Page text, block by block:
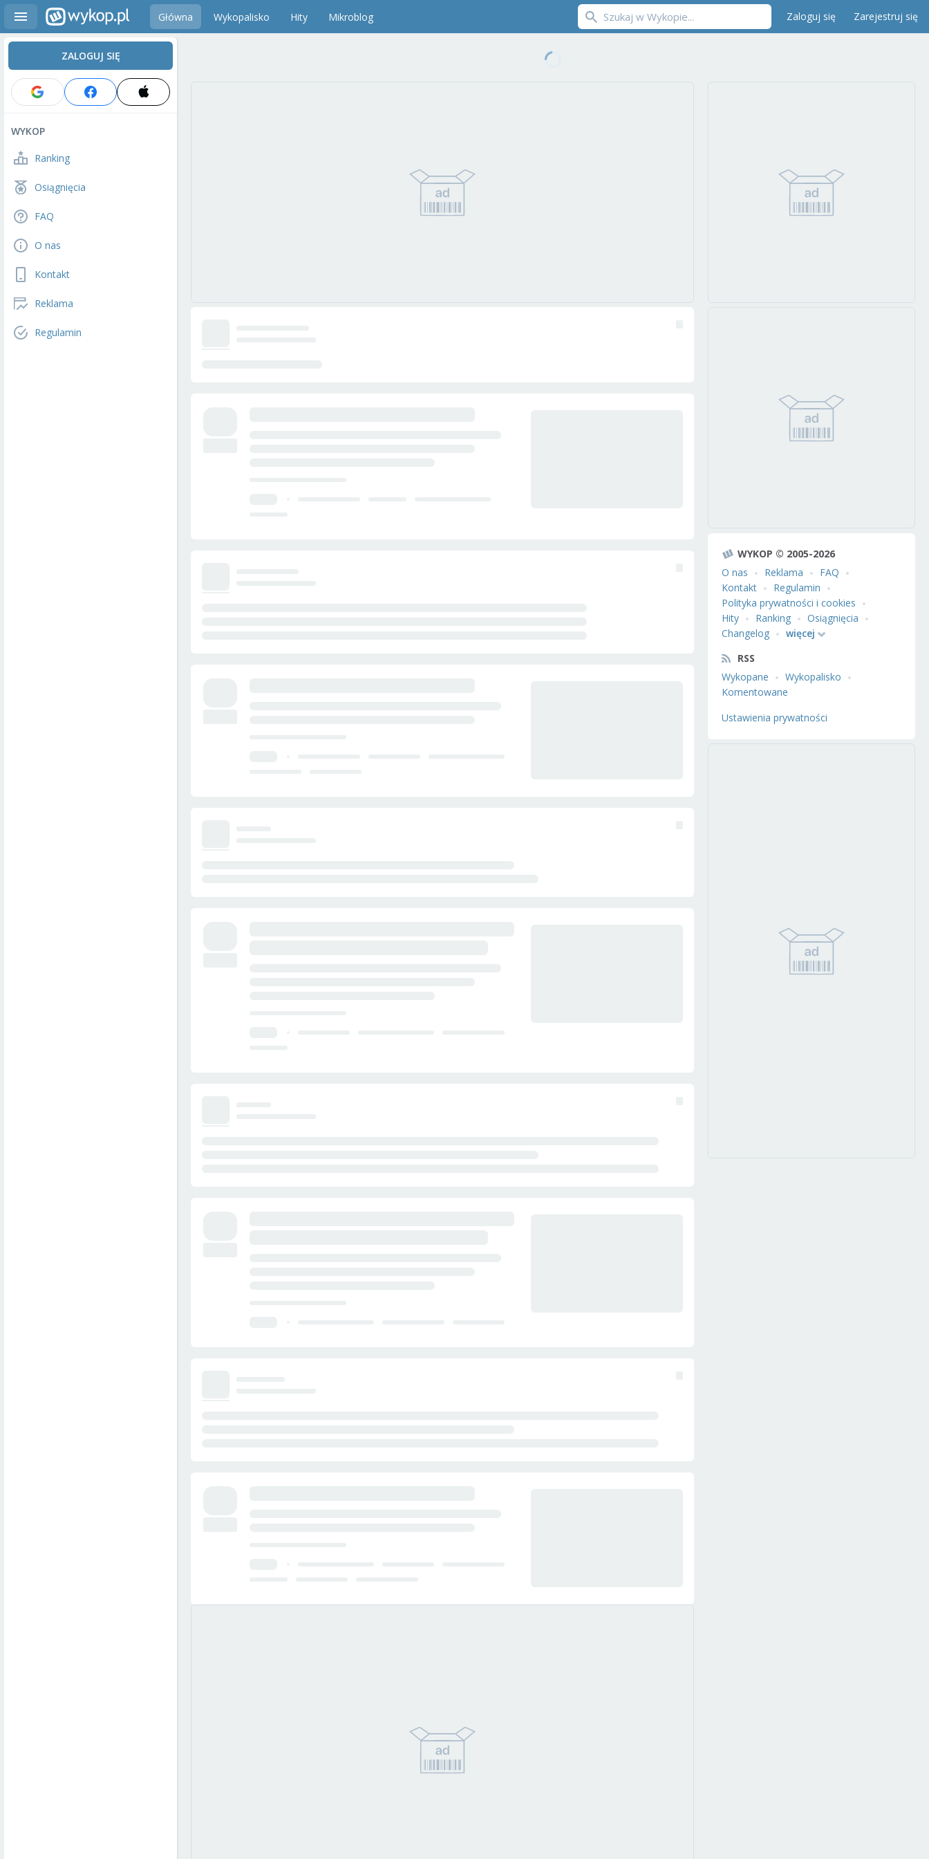
Główna Wykopalisko Hity Mikroblog Zaloguj się Zarejestruj się
ZALOGUJ SIĘ
WYKOP
Ranking
Osiągnięcia
FAQ
O nas
Kontakt
Reklama
Regulamin
WYKOP © 2005-2026
O nas
Reklama
FAQ
Kontakt
Regulamin
Polityka prywatności i cookies
Hity
Ranking
Osiągnięcia
Changelog
więcej
RSS
Wykopane
Wykopalisko
Komentowane
Ustawienia prywatności